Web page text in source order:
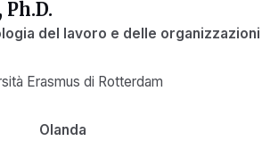
del lavoro e delle organizzazioni
Erasmus di Rotterdam
Olanda